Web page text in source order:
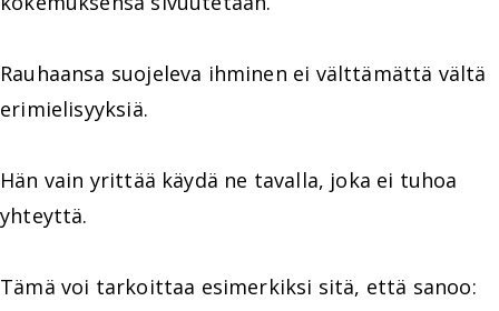
Rauhaansa suojeleva ihminen ei välttämättä vältä
erimielisyyksiä.
Hän vain yrittää käydä ne tavalla, joka ei tuhoa
yhteyttä.
Tämä voi tarkoittaa esimerkiksi sitä, että sanoo: